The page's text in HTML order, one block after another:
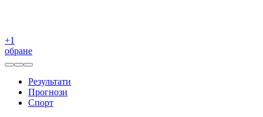
+1
обране
Результати
Прогнози
Спорт